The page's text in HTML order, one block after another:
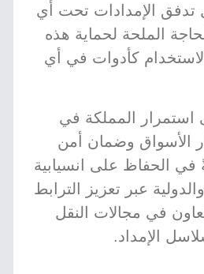
تدفق الإمدادات تحت أي
الملحة لحماية هذه
كأدوات في أي
استمرار المملكة في
الأسواق وضمان أمن
في الحفاظ على انسيابية
عبر تعزيز الترابط
في مجالات النقل
الإمداد.